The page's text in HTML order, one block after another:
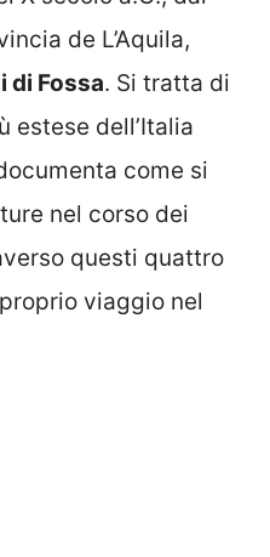
de L’Aquila,
di Fossa. Si tratta di
estese dell’Italia
come si
nel corso dei
questi quattro
viaggio nel